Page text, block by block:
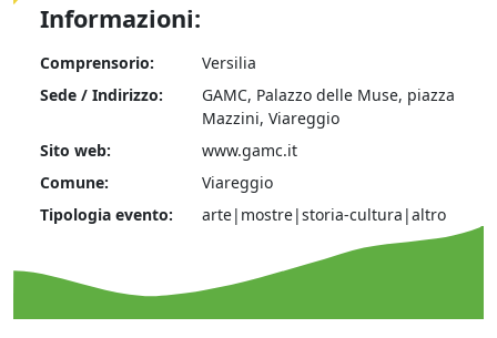
Informazioni:
Comprensorio:
Versilia
Sede / Indirizzo:
GAMC, Palazzo delle Muse, piazza
Mazzini, Viareggio
Sito web:
www.gamc.it
Comune:
Viareggio
Tipologia evento:
arte|mostre|storia-cultura|altro